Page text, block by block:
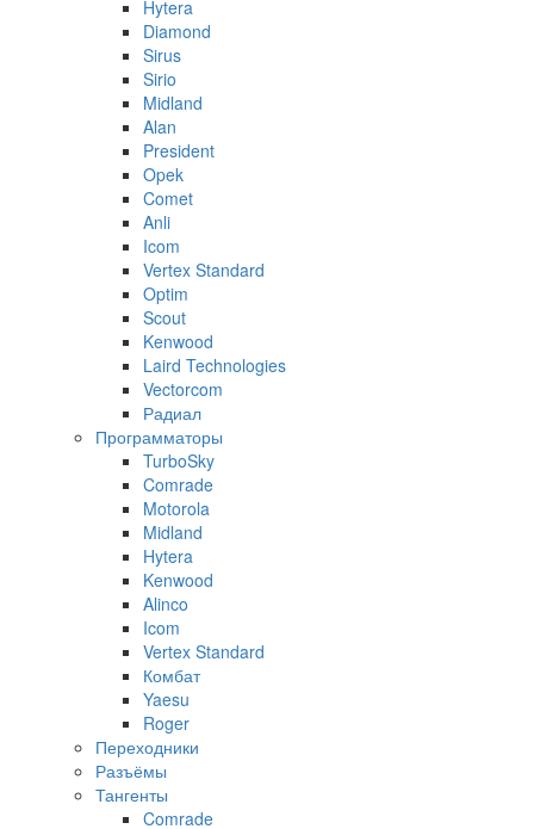
Hytera
Diamond
Sirus
Sirio
Midland
Alan
President
Opek
Comet
Anli
Icom
Vertex Standard
Optim
Scout
Kenwood
Laird Technologies
Vectorcom
Радиал
Программаторы
TurboSky
Comrade
Motorola
Midland
Hytera
Kenwood
Alinco
Icom
Vertex Standard
Комбат
Yaesu
Roger
Переходники
Разъёмы
Тангенты
Comrade